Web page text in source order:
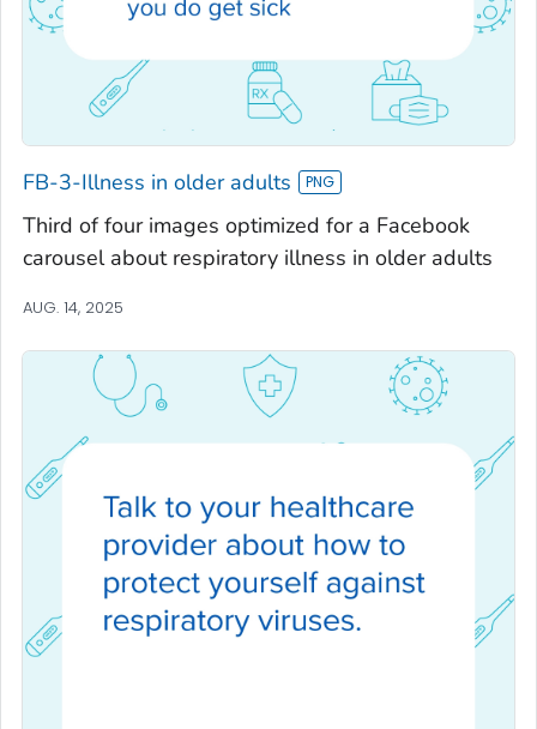
FB-3-Illness in older adults
Third of four images optimized for a Facebook
carousel about respiratory illness in older adults
AUG. 14, 2025